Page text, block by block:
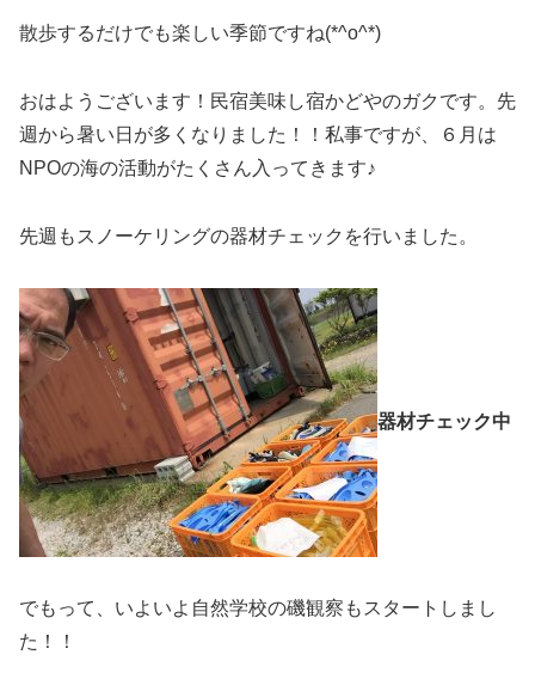
散歩するだけでも楽しい季節ですね(*^o^*)
おはようございます！民宿美味し宿かどやのガクです。先
週から暑い日が多くなりました！！私事ですが、６月は
NPOの海の活動がたくさん入ってきます♪
先週もスノーケリングの器材チェックを行いました。
器材チェック中
でもって、いよいよ自然学校の磯観察もスタートしまし
た！！